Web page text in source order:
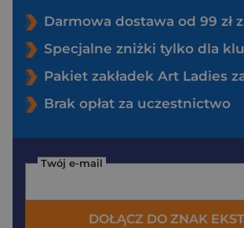
Darmowa dostawa od 99 zł z
Specjalne zniżki tylko dla
Pakiet zakładek Art Ladies za
Brak opłat za uczestnictwo
Twój e-mail
DOŁĄCZ DO ZNAK